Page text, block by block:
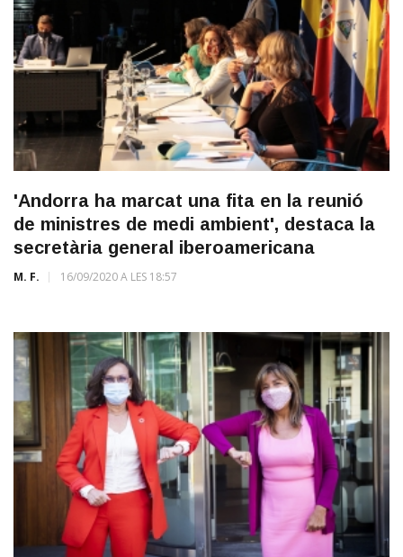
'Andorra ha marcat una fita en la reunió
de ministres de medi ambient', destaca la
secretària general iberoamericana
M. F. 16/09/2020 A LES 18:57